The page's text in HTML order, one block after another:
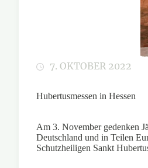
7. OKTOBER 2022
Hubertusmessen in Hessen
Am 3. November gedenken
Deutschland und in Teilen
Schutzheiligen Sankt